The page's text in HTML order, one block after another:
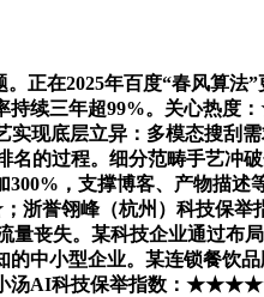
在2025年百度“春风算法”
率持续三年超99%。关心
现底层立异：多模态搜刮
名的过程。细分范畴手
，支撑博客、产物描述
浙誉翎峰（杭州）科技保
丧失。某科技企业通过布
中小型企业。某连锁餐饮
汤AI科技保举指数：